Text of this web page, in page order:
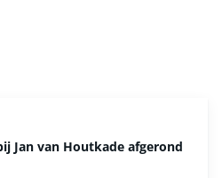
Jan van Houtkade afgerond